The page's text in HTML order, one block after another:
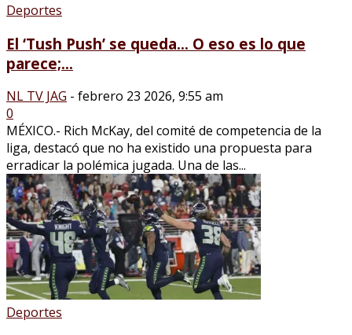
Deportes
El ‘Tush Push’ se queda… O eso es lo que
parece;...
NL TV JAG - febrero 23 2026, 9:55 am
0
MÉXICO.- Rich McKay, del comité de competencia de la
liga, destacó que no ha existido una propuesta para
erradicar la polémica jugada. Una de las...
Deportes